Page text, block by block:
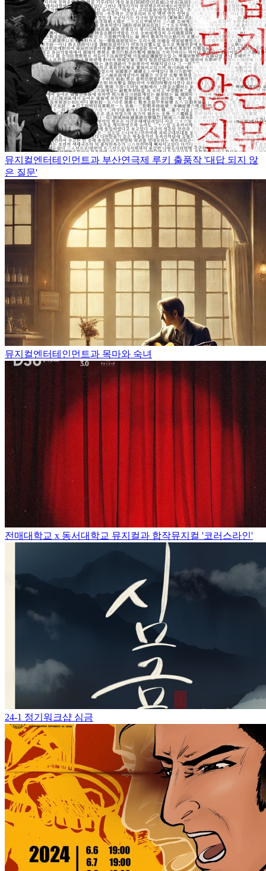
뮤지컬엔터테인먼트과 부산연극제 루키 출품작 '대답 되지 않
은 질문'
뮤지컬엔터테인먼트과 목마와 숙녀
전매대학교 x 동서대학교 뮤지컬과 합작뮤지컬 '코러스라인'
24-1 정기워크샵 심금